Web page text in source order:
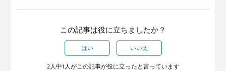
この記事は役に立ちましたか？
はい いいえ
2人中1人がこの記事が役に立ったと言っています